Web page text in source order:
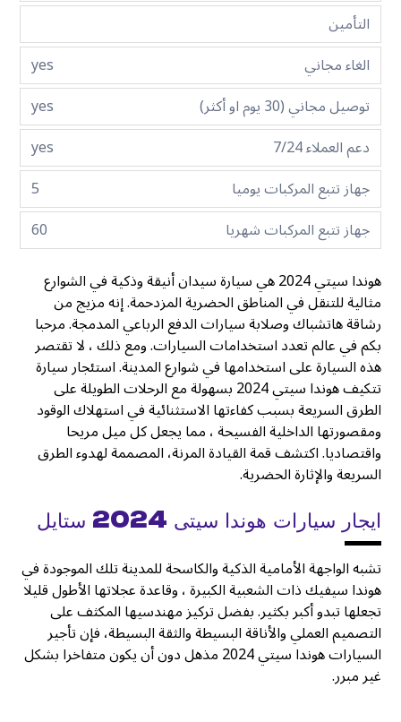
التأمين
الغاء مجاني
yes
توصيل مجاني (30 يوم او أكثر)
yes
دعم العملاء 7/24
yes
جهاز تتبع المركبات يوميا
5
جهاز تتبع المركبات شهريا
60
هوندا سيتي 2024 هي سيارة سيدان أنيقة وذكية في الشوارع
مثالية للتنقل في المناطق الحضرية المزدحمة. إنه مزيج من
رشاقة هاتشباك وصلابة سيارات الدفع الرباعي المدمجة. مرحبا
بكم في عالم تعدد استخدامات السيارات. ومع ذلك ، لا تقتصر
هذه السيارة على استخدامها في شوارع المدينة. استئجار سيارة
تتكيف هوندا سيتي 2024 بسهولة مع الرحلات الطويلة على
الطرق السريعة بسبب كفاءتها الاستثنائية في استهلاك الوقود
ومقصورتها الداخلية الفسيحة ، مما يجعل كل ميل مريحا
واقتصاديا. اكتشف قمة القيادة المرنة، المصممة لهدوء الطرق
السريعة والإثارة الحضرية.
ايجار سيارات هوندا سيتى 2024 ستايل
تشبه الواجهة الأمامية الذكية والكاسحة للمدينة تلك الموجودة في
هوندا سيفيك ذات الشعبية الكبيرة ، وقاعدة عجلاتها الأطول قليلا
تجعلها تبدو أكبر بكثير. بفضل تركيز مهندسيها المكثف على
التصميم العملي والأناقة البسيطة والثقة البسيطة، فإن تأجير
السيارات هوندا سيتي 2024 مذهل دون أن يكون متفاخرا بشكل
غير مبرر.